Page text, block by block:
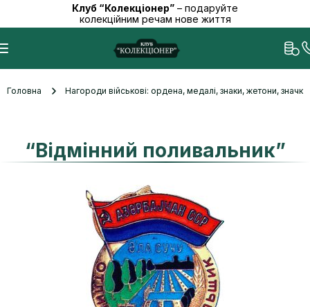
Клуб “Колекціонер” – подаруйте
колекційним речам нове життя
Головна Нагороди військові: ордена, медалі, знаки, жетони,
“Відмінний поливальник”